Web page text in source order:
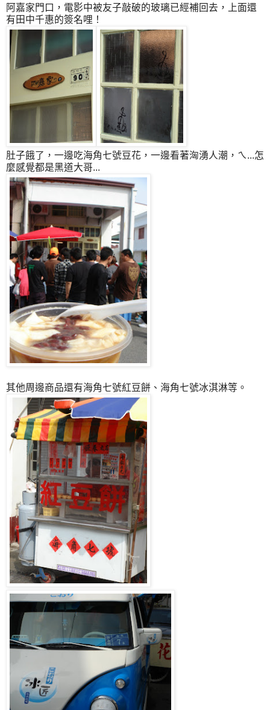
阿嘉家門口，電影中被友子敲破的玻璃已經補回去，上面還
有田中千惠的簽名哩！
肚子餓了，一邊吃海角七號豆花，一邊看著洶湧人潮，ㄟ...怎
麼感覺都是黑道大哥...
其他周邊商品還有海角七號紅豆餅、海角七號冰淇淋等。